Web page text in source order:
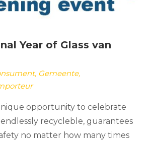
Year of Glass van
, Gemeente,
opportunity to celebrate
endlessly recycleble, guarantees
no matter how many times